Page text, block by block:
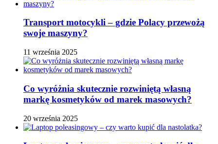
Transport motocykli – gdzie Polacy przewożą
swoje maszyny?
11 września 2025
Co wyróżnia skutecznie rozwiniętą własną
markę kosmetyków od marek masowych?
20 września 2025